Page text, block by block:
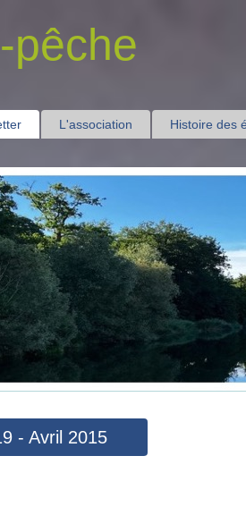
pêche
L'association
Histoire des
- Avril 2015